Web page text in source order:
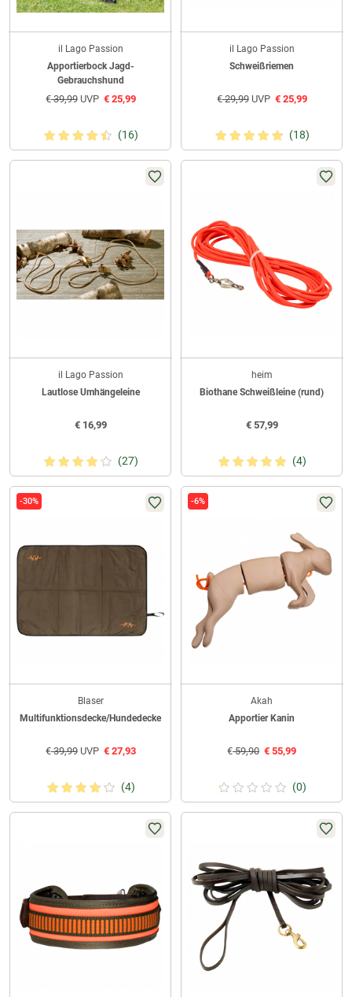
il Lago Passion
Apportierbock Jagd-
Gebrauchshund
€39,99UVP €25,99
(16)
il Lago Passion
Schweißriemen
€29,99UVP €25,99
(18)
il Lago Passion
Lautlose Umhängeleine
€16,99
(27)
heim
Biothane Schweißleine (rund)
€57,99
(4)
-30%
Blaser
Multifunktionsdecke/Hundedecke
€39,99UVP €27,93
(4)
-6%
Akah
Apportier Kanin
€59,90 € 55,99
(0)